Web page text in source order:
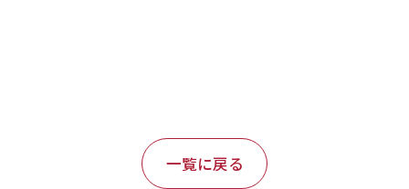
一覧に戻る